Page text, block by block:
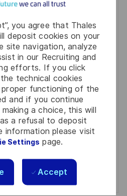
you agree that Thales
deposit cookies on your
site navigation, analyze
in our Recruiting and
efforts. If you click
technical cookies
functioning of the
and if you continue
a choice, this will
a refusal to deposit
information please visit
Settings page.
Accept
once a week
terms of processing
Activate